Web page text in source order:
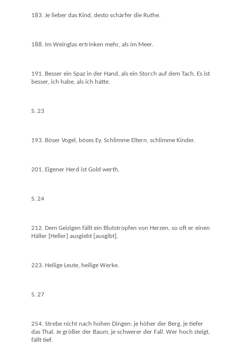
183. Je lieber das Kind, desto schärfer die Ruthe.
188. Im Weinglas ertrinken mehr, als im Meer.
191. Besser ein Spaz in der Hand, als ein Storch auf dem Tach. Es ist
besser, ich habe, als ich hätte.
S. 23
193. Böser Vogel, böses Ey. Schlimme Eltern, schlimme Kinder.
201. Eigener Herd ist Gold werth.
S. 24
212. Dem Geizigen fällt ein Blutstropfen von Herzen, so oft er einen
Häller [Heller] ausgiebt [ausgibt].
223. Heilige Leute, heilige Werke.
S. 27
254. Strebe nicht nach hohen Dingen: je höher der Berg, je tiefer
das Thal. Je größer der Baum, je schwerer der Fall. Wer hoch steigt,
fällt tief.